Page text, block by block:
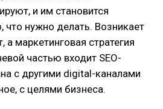
и им становится
что нужно делать. Возникает
а маркетинговая стратегия
частью входит SEO-
с другими digital-каналами
с целями бизнеса.